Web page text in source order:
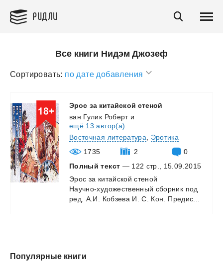
РИДЛИ
Все книги Нидэм Джозеф
Сортировать: по дате добавления
Эрос за китайской стеной
ван Гулик Роберти
ещё 13 автор(а)
Восточная литература
Эротика
1735
2
0
Полный текст — 122 стр., 15.09.2015
Эрос за китайской стеной
Научно-художественный сборник под
ред.
А.И. Кобзева И. С. Кон. Предис...
Популярные книги